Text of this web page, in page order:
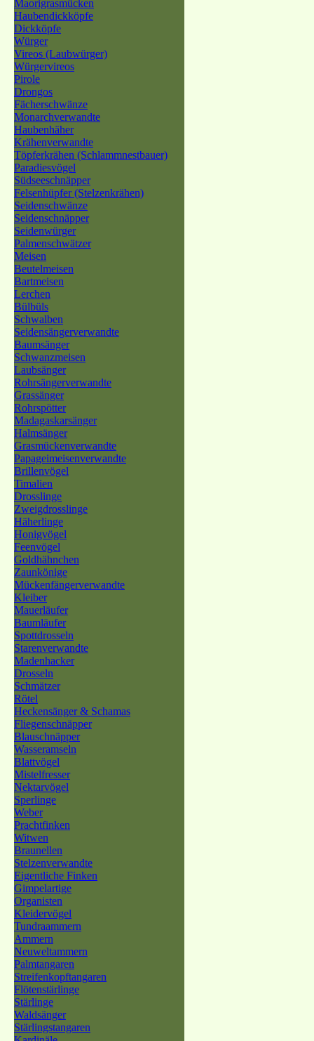
Maorigrasmücken
Haubendickköpfe
Dickköpfe
Würger
Vireos (Laubwürger)
Würgervireos
Pirole
Drongos
Fächerschwänze
Monarchverwandte
Haubenhäher
Krähenverwandte
Töpferkrähen (Schlammnestbauer)
Paradiesvögel
Südseeschnäpper
Felsenhüpfer (Stelzenkrähen)
Seidenschwänze
Seidenschnäpper
Seidenwürger
Palmenschwätzer
Meisen
Beutelmeisen
Bartmeisen
Lerchen
Bülbüls
Schwalben
Seidensängerverwandte
Baumsänger
Schwanzmeisen
Laubsänger
Rohrsängerverwandte
Grassänger
Rohrspötter
Madagaskarsänger
Halmsänger
Grasmückenverwandte
Papageimeisenverwandte
Brillenvögel
Timalien
Drosslinge
Zweigdrosslinge
Häherlinge
Honigvögel
Feenvögel
Goldhähnchen
Zaunkönige
Mückenfängerverwandte
Kleiber
Mauerläufer
Baumläufer
Spottdrosseln
Starenverwandte
Madenhacker
Drosseln
Schmätzer
Rötel
Heckensänger & Schamas
Fliegenschnäpper
Blauschnäpper
Wasseramseln
Blattvögel
Mistelfresser
Nektarvögel
Sperlinge
Weber
Prachtfinken
Witwen
Braunellen
Stelzenverwandte
Eigentliche Finken
Gimpelartige
Organisten
Kleidervögel
Tundraammern
Ammern
Neuweltammern
Palmtangaren
Streifenkopftangaren
Flötenstärlinge
Stärlinge
Waldsänger
Stärlingstangaren